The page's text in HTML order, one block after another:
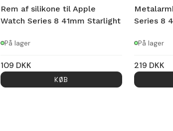
Rem af silikone til Apple
Watch Series 8 41mm Starlight
På lager
109 DKK
KØB
Series 8
På lager
219 DKK